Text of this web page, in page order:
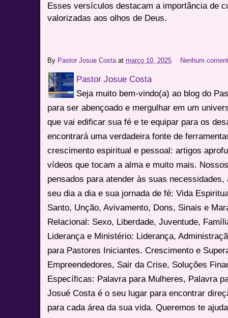
Esses versículos destacam a importância de
valorizadas aos olhos de Deus.
By Pastor Josue Costa atmarço 10, 2025 Nenhum
Pastor Josue Costa
Seja muito bem-vindo(a) ao blog do
para ser abençoado e mergulhar em um
que vai edificar sua fé e te equipar para os
encontrará uma verdadeira fonte de
crescimento espiritual e pessoal: artigos
vídeos que tocam a alma e muito mais.
pensados para atender às suas
seu dia a dia e sua jornada de fé: Vida
Santo, Unção, Avivamento, Dons, Sinais e
Relacional: Sexo, Liberdade, Juventude,
Liderança e Ministério: Liderança,
para Pastores Iniciantes. Crescimento e
Empreendedores, Sair da Crise, Soluções
Específicas: Palavra para Mulheres, Palavra
Josué Costa é o seu lugar para encontrar
para cada área da sua vida. Queremos te